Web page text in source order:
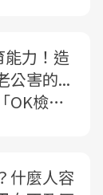
力！造
公害的...
OK檢查
什麼人容